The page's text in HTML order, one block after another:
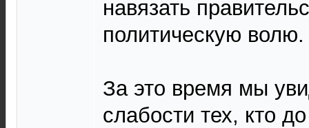
навязать
политическую волю.
За это время мы
слабости тех, кто